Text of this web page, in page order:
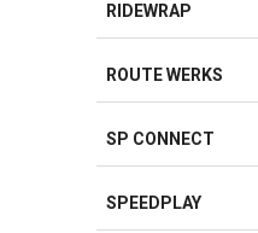
RIDEWRAP
ROUTE WERKS
SP CONNECT
SPEEDPLAY